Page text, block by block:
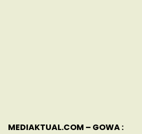
MEDIAKTUAL.COM – GOWA :